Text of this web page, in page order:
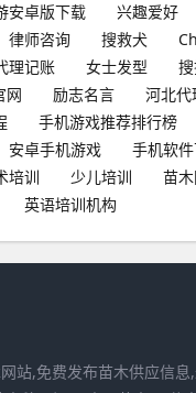
安卓版下载 兴趣爱好
律师咨询 搜救犬
理记账 女士发型
网 励志名言 河北代
手机游戏推荐排行榜
安卓手机游戏 手机软
培训 少儿培训 苗
英语培训机构
站,免费发布苗木供应信